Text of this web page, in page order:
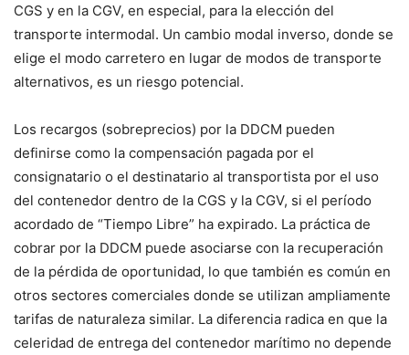
CGS y en la CGV, en especial, para la elección del
transporte intermodal. Un cambio modal inverso, donde se
elige el modo carretero en lugar de modos de transporte
alternativos, es un riesgo potencial.
Los recargos (sobreprecios) por la DDCM pueden
definirse como la compensación pagada por el
consignatario o el destinatario al transportista por el uso
del contenedor dentro de la CGS y la CGV, si el período
acordado de “Tiempo Libre” ha expirado. La práctica de
cobrar por la DDCM puede asociarse con la recuperación
de la pérdida de oportunidad, lo que también es común en
otros sectores comerciales donde se utilizan ampliamente
tarifas de naturaleza similar. La diferencia radica en que la
celeridad de entrega del contenedor marítimo no depende